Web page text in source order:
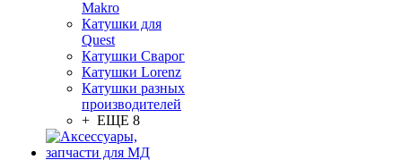
Makro
Катушки для
Quest
Катушки Сварог
Катушки Lorenz
Катушки разных
производителей
+ ЕЩЕ 8